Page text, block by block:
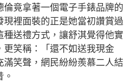
倫竟拿著一個電子手錶品牌的
現裡面裝的正是她當初讚賞過
種送禮方式，讓舒淇覺得他實
更笑稱：「還不如送我現金
滿笑聲，網民紛紛羨慕二人結